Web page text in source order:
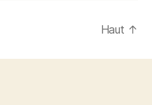
Haut ↑